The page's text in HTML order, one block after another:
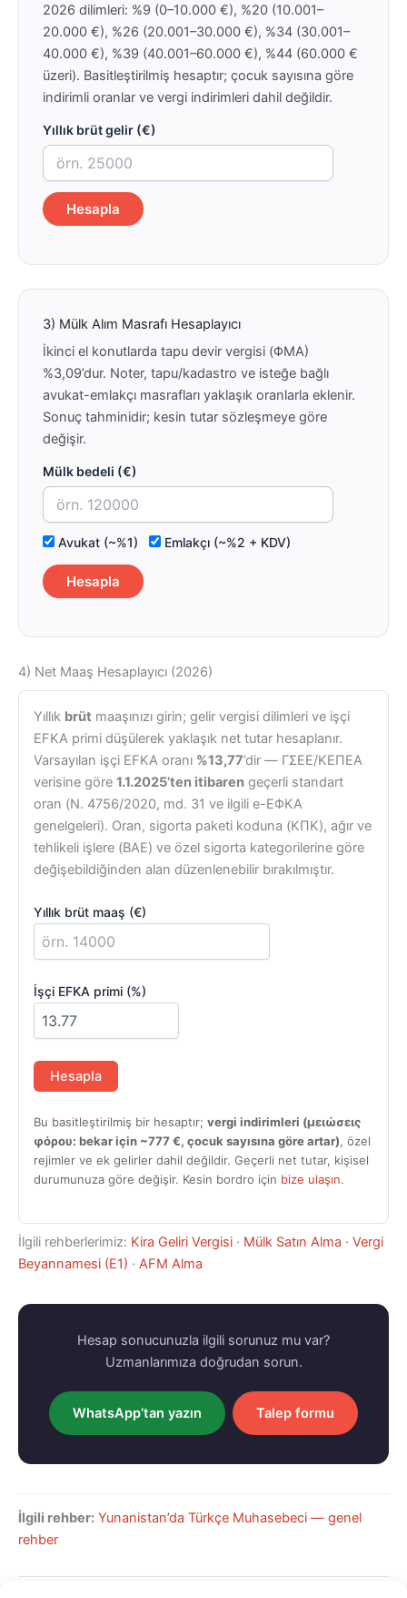
2026 dilimleri: %9 (0–10.000 €), %20 (10.001–
20.000 €), %26 (20.001–30.000 €), %34 (30.001–
40.000 €), %39 (40.001–60.000 €), %44 (60.000 €
üzeri). Basitleştirilmiş hesaptır; çocuk sayısına göre
indirimli oranlar ve vergi indirimleri dahil değildir.
Yıllık brüt gelir (€)
Hesapla
3) Mülk Alım Masrafı Hesaplayıcı
İkinci el konutlarda tapu devir vergisi (ΦΜΑ)
%3,09’dur. Noter, tapu/kadastro ve isteğe bağlı
avukat-emlakçı masrafları yaklaşık oranlarla eklenir.
Sonuç tahminidir; kesin tutar sözleşmeye göre
değişir.
Mülk bedeli (€)
Avukat (~%1) Emlakçı (~%2 + KDV)
Hesapla
4) Net Maaş Hesaplayıcı (2026)
Yıllık brüt maaşınızı girin; gelir vergisi dilimleri ve işçi
EFKA primi düşülerek yaklaşık net tutar hesaplanır.
Varsayılan işçi EFKA oranı %13,77’dir — ΓΣΕΕ/ΚΕΠΕΑ
verisine göre 1.1.2025’ten itibaren geçerli standart
oran (Ν. 4756/2020, md. 31 ve ilgili e-ΕΦΚΑ
genelgeleri). Oran, sigorta paketi koduna (ΚΠΚ), ağır ve
tehlikeli işlere (ΒΑΕ) ve özel sigorta kategorilerine göre
değişebildiğinden alan düzenlenebilir bırakılmıştır.
Yıllık brüt maaş (€)
İşçi EFKA primi (%)
Hesapla
Bu basitleştirilmiş bir hesaptır; vergi indirimleri (μειώσεις
φόρου: bekar için ~777 €, çocuk sayısına göre artar), özel
rejimler ve ek gelirler dahil değildir. Geçerli net tutar, kişisel
durumunuza göre değişir. Kesin bordro için bize ulaşın.
İlgili rehberlerimiz: Kira Geliri Vergisi · Mülk Satın Alma · Vergi
Beyannamesi (E1) · AFM Alma
Hesap sonucunuzla ilgili sorunuz mu var?
Uzmanlarımıza doğrudan sorun.
WhatsApp’tan yazın Talep formu
İlgili rehber: Yunanistan’da Türkçe Muhasebeci — genel
rehber